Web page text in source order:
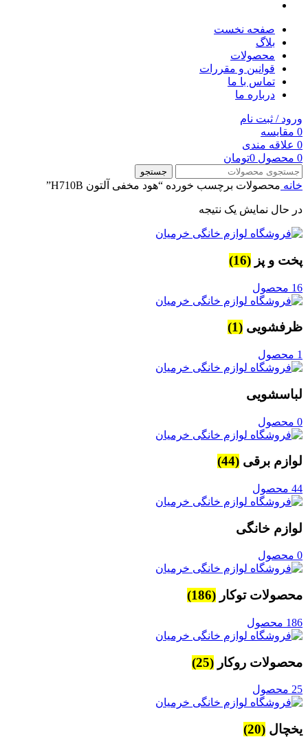
صفحه نخست
بلاگ
محصولات
قوانین و مقررات
تماس با ما
درباره ما
ورود / ثبت نام
0 مقایسه
0 علاقه مندی
0 محصول 0تومان
جستجو
خانه محصولات برچسب خورده “هود مخفی آلتون H710B”
در حال نمایش یک نتیجه
پخت و پز (16)
16 محصول
ظرفشویی (1)
1 محصول
لباسشویی
0 محصول
لوازم برقی (44)
44 محصول
لوازم خانگی
0 محصول
محصولات توکار (186)
186 محصول
محصولات روکار (25)
25 محصول
یخچال (20)